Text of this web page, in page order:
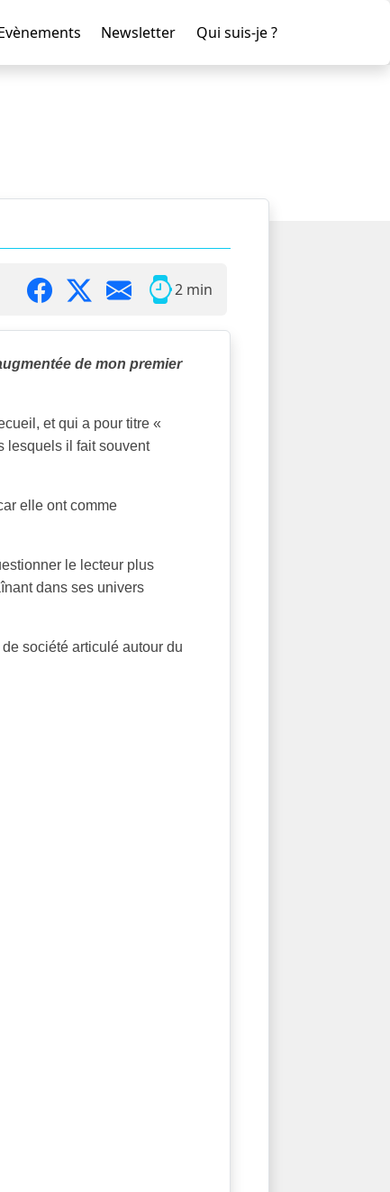
Newsletter Qui suis-je ?
2 min
de mon premier
et qui a pour titre «
lesquels il fait souvent
elle ont comme
le lecteur plus
dans ses univers
société articulé autour du